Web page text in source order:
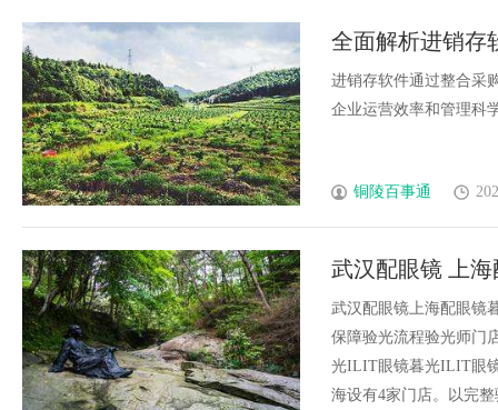
全面解析进销存
价值
进销存软件通过整合采
企业运营效率和管理科
铜陵百事通
武汉配眼镜 上
武汉配眼镜上海配眼镜
保障验光流程验光师门
光ILIT眼镜暮光ILIT眼
海设有4家门店。以完